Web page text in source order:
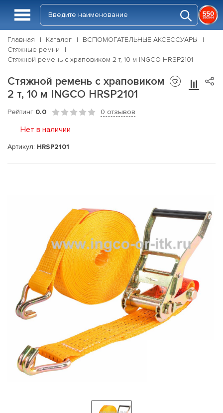
Главная Каталог
ВСПОМОГАТЕЛЬНЫЕ АКСЕССУАРЫ
Стяжные ремни
Стяжной ремень с храповиком 2 т, 10 м INGCO HRSP2101
Стяжной ремень с храповиком
2 т, 10 м INGCO HRSP2101
Рейтинг 0.0 0 отзывов
Нет в наличии
Артикул: HRSP2101